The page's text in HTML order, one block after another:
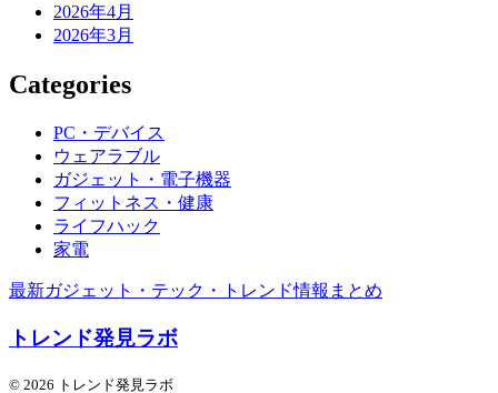
2026年4月
2026年3月
Categories
PC・デバイス
ウェアラブル
ガジェット・電子機器
フィットネス・健康
ライフハック
家電
最新ガジェット・テック・トレンド情報まとめ
トレンド発見ラボ
© 2026 トレンド発見ラボ